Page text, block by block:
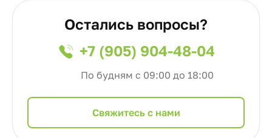
Остались вопросы?
+7 (905) 904-48-04
По будням с 09:00 до 18:00
Cвяжитесь с нами